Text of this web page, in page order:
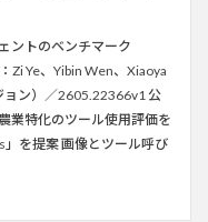
ントのベンチマーク
Zi Ye、Yibin Wen、Xiaoya
ョン）／2605.22366v1 公
業特化のツール使用評価を
を提案 画像とツール呼び